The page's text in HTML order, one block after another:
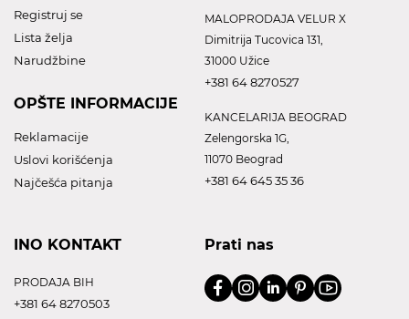
Registruj se
Lista želja
Narudžbine
OPŠTE INFORMACIJE
Reklamacije
Uslovi korišćenja
Najčešća pitanja
MALOPRODAJA VELUR X
Dimitrija Tucovica 131,
31000 Užice
+381 64 8270527
KANCELARIJA BEOGRAD
Zelengorska 1G,
11070 Beograd
+381 64 645 35 36
INO KONTAKT
PRODAJA BIH
+381 64 8270503
Prati nas